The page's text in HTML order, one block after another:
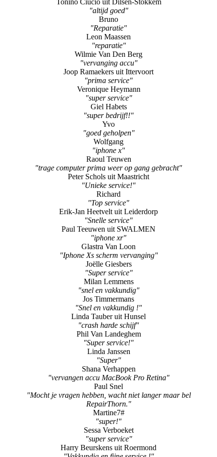
Tonino Ciucio uit Dilsen-Stokkem
"altijd goed"
Bruno
"Reparatie"
Leon Maassen
"reparatie"
Wilmie Van Den Berg
"vervanging accu"
Joop Ramaekers uit Ittervoort
"prima service"
Veronique Heymann
"super service"
Giel Habets
"super bedrijf!!"
Yvo
"goed geholpen"
Wolfgang
"iphone x"
Raoul Teuwen
"trage computer prima weer op gang gebracht"
Peter Schols uit Maastricht
"Unieke service!"
Richard
"Top service"
Erik-Jan Heetvelt uit Leiderdorp
"Snelle service"
Paul Teeuwen uit SWALMEN
"iphone xr"
Glastra Van Loon
"Iphone Xs scherm vervanging"
Joëlle Giesbers
"Super service"
Milan Lemmens
"snel en vakkundig"
Jos Timmermans
"Snel en vakkundig !"
Linda Tauber uit Hunsel
"crash harde schijf"
Phil Van Landeghem
"Super service!"
Linda Janssen
"Super"
Shana Verhappen
"vervangen accu MacBook Pro Retina"
Paul Snel
"Mocht je vragen hebben, wacht niet langer maar bel
RepairThorn."
Martine7#
"super!"
Sessa Verboeket
"super service"
Harry Beurskens uit Roermond